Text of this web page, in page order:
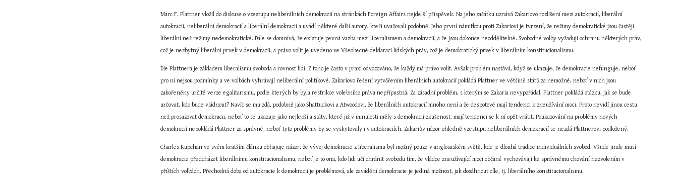
Marc F. Plattner vložil do diskuse o vzestupu neliberálních demokracií na stránkách Foreign Affairs nejdelší příspěvek. Na jeho začátku uznává Zakariovo rozlišení mezi autokracií, liberální
autokracií, neliberální demokracií a liberální demokracií a uvádí některé další autory, kteří uvažovali podobně. Jeho první námitkou proti Zakariovi je tvrzení, že režimy demokratické jsou častěji
liberální než režimy nedemokratické. Dále se domnívá, že existuje pevná vazba mezi liberalismem a demokracií, a že jsou dokonce neoddělitelné. Svobodné volby vyžadují ochranu některých práv,
což je nezbytný liberální prvek v demokracii, a právo volit je uvedeno ve Všeobecné deklaraci lidských práv, což je demokratický prvek v liberálním konstitucionalismu.
Dle Plattnera je základem liberalismu svoboda a rovnost lidí. Z toho je často v praxi odvozováno, že každý má právo volit. Avšak problém nastává, když se ukazuje, že demokracie nefunguje, neboť
pro ni nejsou podmínky a ve volbách vyhrávají neliberální politikové. Zakariovo řešení vytvářením liberálních autokracií pokládá Plattner ve většině států za nemožné, neboť v nich jsou
zakořeněny určité verze egalitarismu, podle kterých by byla restrikce volebního práva nepřípustná. Za zásadní problém, s kterým se Zakaria nevypořádal, Plattner pokládá otázku, jak se bude
určovat, kdo bude vládnout? Navíc se mu zdá, podobně jako Shattuckovi a Atwoodovi, že liberálních autokracií mnoho není a že despotové mají tendenci k zneužívání moci. Proto nevidí jinou cestu
než prosazovat demokracii, neboť to se ukazuje jako nejlepší a státy, které již v minulosti měly s demokracií zkušenost, mají tendenci se k ní opět vrátit. Poukazování na problémy nových
demokracií nepokládá Plattner za správné, neboť tyto problémy by se vyskytovaly i v autokraciích. Zakariův názor ohledně vzestupu neliberálních demokracií se nezdá Plattnerovi podložený.
Charles Kupchan ve svém kratším článku obhajuje názor, že vývoj demokracie z liberalismu byl možný pouze v anglosaském světě, kde je dlouhá tradice individuálních svobod. Všude jinde musí
demokracie předcházet liberálnímu konstitucionalismu, neboť je to ona, kdo lidi učí chránit svobodu tím, že vládce zneužívající moci občané vychovávají ke správnému chování nezvolením v
příštích volbách. Přechodná doba od autokracie k demokracii je problémová, ale zavádění demokracie je jediná možnost, jak dosáhnout cíle, tj. liberálního konstitucionalismu.